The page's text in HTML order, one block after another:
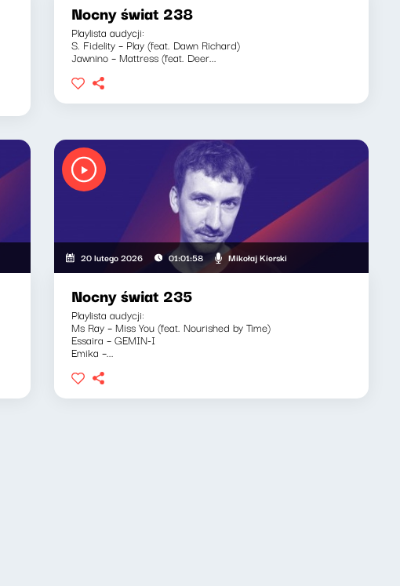
Nocny świat 238
Playlista audycji:
S. Fidelity – Play (feat. Dawn Richard)
Jawnino – Mattress (feat. Deer...
20 lutego 2026 01:01:58 Mikołaj Kierski
Nocny świat 235
Playlista audycji:
Ms Ray – Miss You (feat. Nourished by Time)
Essaira – GEMIN-I
Emika –...